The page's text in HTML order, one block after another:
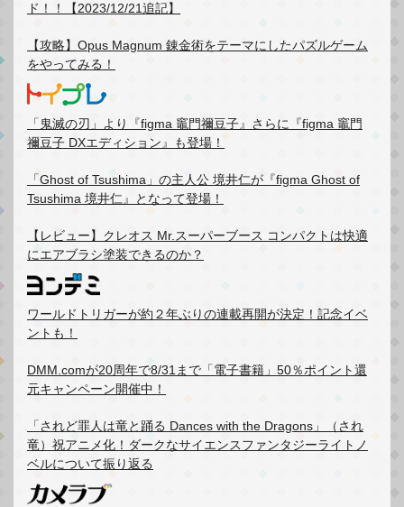
ド！！【2023/12/21追記】
【攻略】Opus Magnum 錬金術をテーマにしたパズルゲーム
をやってみる！
「鬼滅の刃」より『figma 竈門禰豆子』さらに『figma 竈門
禰豆子 DXエディション』も登場！
「Ghost of Tsushima」の主人公 境井仁が『figma Ghost of
Tsushima 境井仁』となって登場！
【レビュー】クレオス Mr.スーパーブース コンパクトは快適
にエアブラシ塗装できるのか？
ワールドトリガーが約２年ぶりの連載再開が決定！記念イベ
ントも！
DMM.comが20周年で8/31まで「電子書籍」50％ポイント還
元キャンペーン開催中！
「されど罪人は竜と踊る Dances with the Dragons」（され
竜）祝アニメ化！ダークなサイエンスファンタジーライトノ
ベルについて振り返る